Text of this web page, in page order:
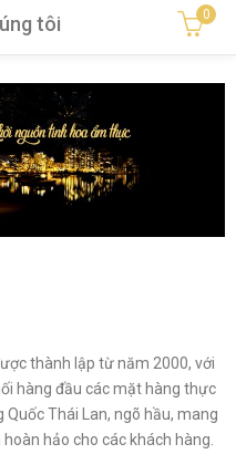
tôi 0
thành lập từ năm 2000, với
hàng đầu các mặt hàng thực
Thái Lan, ngõ hầu, mang
hảo cho các khách hàng.